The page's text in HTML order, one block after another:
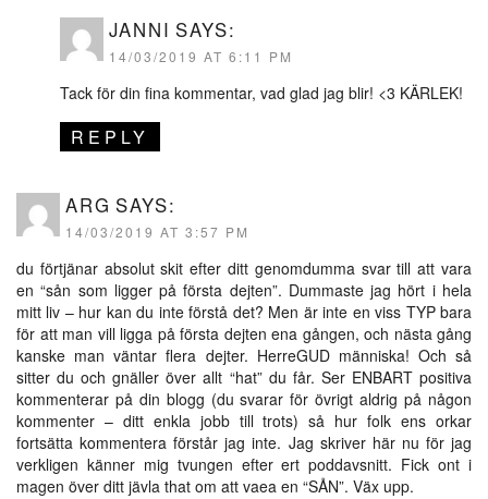
JANNI SAYS:
14/03/2019 AT 6:11 PM
Tack för din fina kommentar, vad glad jag blir! <3 KÄRLEK!
REPLY
ARG SAYS:
14/03/2019 AT 3:57 PM
du förtjänar absolut skit efter ditt genomdumma svar till att vara
en “sån som ligger på första dejten”. Dummaste jag hört i hela
mitt liv – hur kan du inte förstå det? Men är inte en viss TYP bara
för att man vill ligga på första dejten ena gången, och nästa gång
kanske man väntar flera dejter. HerreGUD människa! Och så
sitter du och gnäller över allt “hat” du får. Ser ENBART positiva
kommenterar på din blogg (du svarar för övrigt aldrig på någon
kommenter – ditt enkla jobb till trots) så hur folk ens orkar
fortsätta kommentera förstår jag inte. Jag skriver här nu för jag
verkligen känner mig tvungen efter ert poddavsnitt. Fick ont i
magen över ditt jävla that om att vaea en “SÅN”. Väx upp.